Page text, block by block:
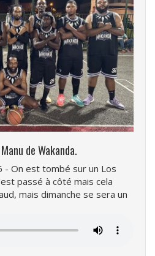
de Wakanda.
- On est tombé sur un Los
passé à côté mais cela
mais dimanche se sera un